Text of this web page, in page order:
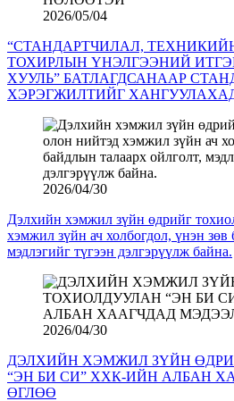
2026/05/04
“СТАНДАРТЧИЛАЛ,
ТОХИРЛЫН ҮНЭЛГЭЭНИЙ
ХУУЛЬ” БАТЛАГДСАНААР
ХЭРЭГЖИЛТИЙГ
2026/04/30
Дэлхийн хэмжил зүйн өдрийг
хэмжил зүйн ач холбогдол, үнэн зөв
мэдлэгийг түгээн дэлгэрүүлж байна.
2026/04/30
ДЭЛХИЙН ХЭМЖИЛ ЗҮЙН
“ЭН БИ СИ” ХХК-ИЙН АЛБАН
ӨГЛӨӨ